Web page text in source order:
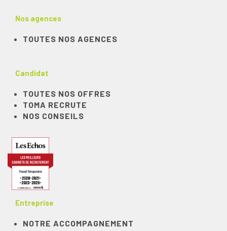
Nos agences
TOUTES NOS AGENCES
Candidat
TOUTES NOS OFFRES
TOMA RECRUTE
NOS CONSEILS
Entreprise
NOTRE ACCOMPAGNEMENT